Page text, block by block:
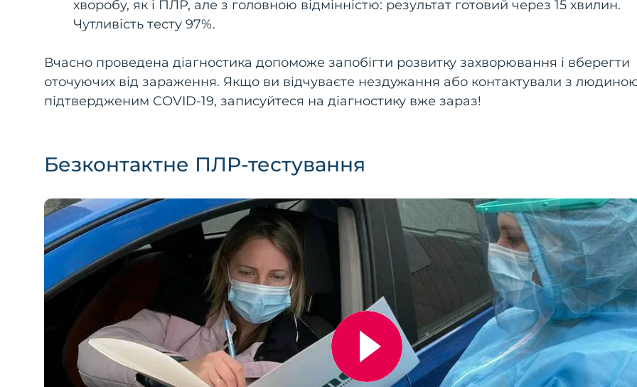
хворобу, як і ПЛР, але з головною відмінністю: результат готовий через 15 хвилин.
Чутливість тесту 97%.
Вчасно проведена діагностика допоможе запобігти розвитку захворювання і вберегти
оточуючих від зараження. Якщо ви відчуваєте нездужання або контактували з
підтвердженим COVID-19, записуйтеся на діагностику вже зараз!
Безконтактне ПЛР-тестування